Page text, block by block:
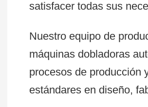
satisfacer todas sus
Nuestro equipo de
máquinas dobladoras
procesos de producción
estándares en diseño,